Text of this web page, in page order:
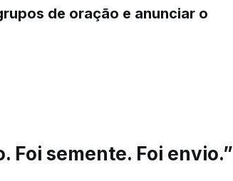
de oração e anunciar o
Foi semente. Foi envio.”